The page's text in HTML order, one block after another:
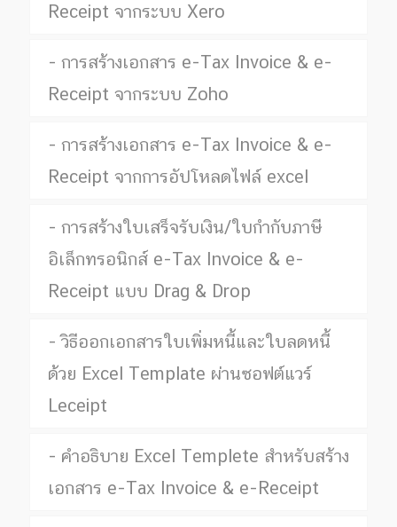
Receipt จากระบบ Xero
การสร้างเอกสาร e-Tax Invoice & e-
Receipt จากระบบ Zoho
การสร้างเอกสาร e-Tax Invoice & e-
Receipt จากการอัปโหลดไฟล์ excel
การสร้างใบเสร็จรับเงิน/ใบกำกับภาษี
อิเล็กทรอนิกส์ e-Tax Invoice & e-
Receipt แบบ Drag & Drop
วิธีออกเอกสารใบเพิ่มหนี้และใบลดหนี้
ด้วย Excel Template ผ่านซอฟต์แวร์
Leceipt
คำอธิบาย Excel Templete สำหรับสร้าง
เอกสาร e-Tax Invoice & e-Receipt